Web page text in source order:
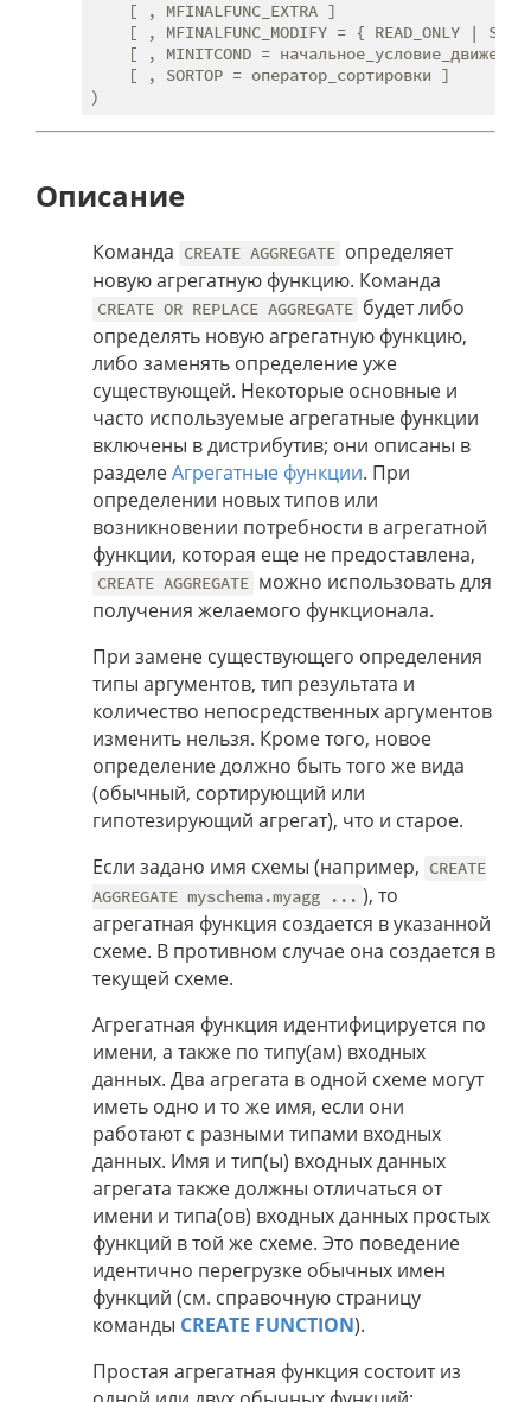
    [ , MFINALFUNC_EXTRA ]
[ , MFINALFUNC_MODIFY = { READ_ONLY |
[ , MINITCOND = начальное_условие_движения
    [ , SORTOP = оператор_сортировки ]
Описание
Команда CREATE AGGREGATE определяет
новую агрегатную функцию. Команда
CREATE OR REPLACE AGGREGATE будет либо
определять новую агрегатную функцию,
либо заменять определение уже
существующей. Некоторые основные и
часто используемые агрегатные функции
включены в дистрибутив; они описаны в
разделеАгрегатные функции. При
определении новых типов или
возникновении потребности в агрегатной
функции, которая еще не предоставлена,
CREATE AGGREGATE можно использовать для
получения желаемого функционала.
При замене существующего определения
типы аргументов, тип результата и
количество непосредственных аргументов
изменить нельзя. Кроме того, новое
определение должно быть того же вида
(обычный, сортирующий или
гипотезирующий агрегат), что и старое.
Если задано имя схемы (например, CREATE
AGGREGATE myschema.myagg ... ), то
агрегатная функция создается в указанной
схеме. В противном случае она создается в
текущей схеме.
Агрегатная функция идентифицируется по
имени, а также по типу(ам) входных
данных. Два агрегата в одной схеме могут
иметь одно и то же имя, если они
работают с разными типами входных
данных. Имя и тип(ы) входных данных
агрегата также должны отличаться от
имени и типа(ов) входных данных простых
функций в той же схеме. Это поведение
идентично перегрузке обычных имен
функций (см. справочную страницу
команды CREATE FUNCTION).
Простая агрегатная функция состоит из